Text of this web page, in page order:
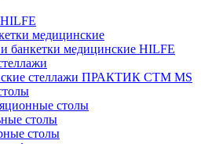
медицинские
банкетки медицинские HILFE
стеллажи ПРАКТИК СТМ MS
столы
столы
столы